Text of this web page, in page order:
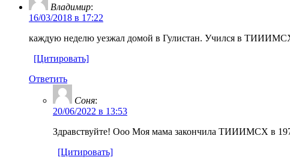
Владимир:
16/03/2018 в 17:22
каждую неделю уезжал домой в Гулистан. Учился в
[Цитировать]
Ответить
Соня:
20/06/2022 в 13:53
Здравствуйте! Ооо Моя мама закончила ТИИИМСХ в
[Цитировать]